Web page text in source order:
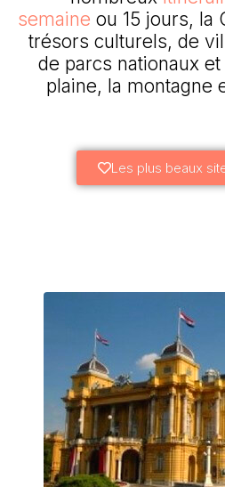
semaine ou 15 jours, la
trésors culturels, de
de parcs nationaux
plaine, la montagne
Les plus beaux